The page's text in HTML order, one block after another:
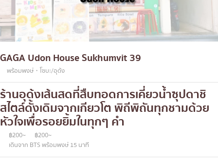
GAGA Udon House Sukhumvit 39
พร้อมพงษ์・โซบะ/อุด้ง
ร้านอุด้งเส้นสดที่สืบทอดการเคี่ยวน้ำซุปดาชิ
สไตล์ดั้งเดิมจากเกียวโต พิถีพิถันทุกชามด้วย
หัวใจเพื่อรอยยิ้มในทุกๆ คำ
฿200~
฿200~
เดินจาก BTS พร้อมพงษ์ 15 นาที